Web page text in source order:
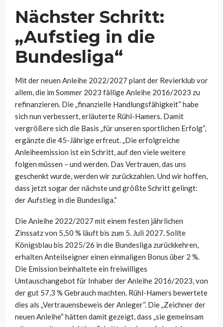
Nächster Schritt:
„Aufstieg in die
Bundesliga“
Mit der neuen Anleihe 2022/2027 plant der Revierklub vor
allem, die im Sommer 2023 fällige Anleihe 2016/2023 zu
refinanzieren. Die „finanzielle Handlungsfähigkeit“ habe
sich nun verbessert, erläuterte Rühl-Hamers. Damit
vergrößere sich die Basis „für unseren sportlichen Erfolg“,
ergänzte die 45-Jährige erfreut. „Die erfolgreiche
Anleiheemission ist ein Schritt, auf den viele weitere
folgen müssen – und werden. Das Vertrauen, das uns
geschenkt wurde, werden wir zurückzahlen. Und wir hoffen,
dass jetzt sogar der nächste und größte Schritt gelingt:
der Aufstieg in die Bundesliga.“
Die Anleihe 2022/2027 mit einem festen jährlichen
Zinssatz von 5,50 % läuft bis zum 5. Juli 2027. Sollte
Königsblau bis 2025/26 in die Bundesliga zurückkehren,
erhalten Anteilseigner einen einmaligen Bonus über 2 %.
Die Emission beinhaltete ein freiwilliges
Umtauschangebot für Inhaber der Anleihe 2016/2023, von
der gut 57,3 % Gebrauch machten. Rühl-Hamers bewertete
dies als „Vertrauensbeweis der Anleger“. Die „Zeichner der
neuen Anleihe“ hätten damit gezeigt, dass „sie gemeinsam